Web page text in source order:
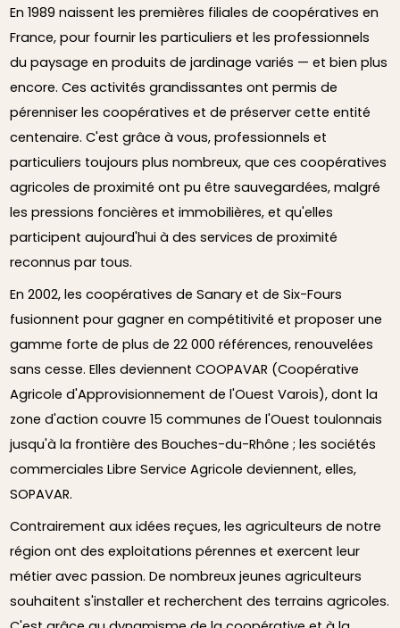
En 1989 naissent les premières filiales de coopératives en
France, pour fournir les particuliers et les professionnels
du paysage en produits de jardinage variés — et bien plus
encore. Ces activités grandissantes ont permis de
pérenniser les coopératives et de préserver cette entité
centenaire. C'est grâce à vous, professionnels et
particuliers toujours plus nombreux, que ces coopératives
agricoles de proximité ont pu être sauvegardées, malgré
les pressions foncières et immobilières, et qu'elles
participent aujourd'hui à des services de proximité
reconnus par tous.
En 2002, les coopératives de Sanary et de Six-Fours
fusionnent pour gagner en compétitivité et proposer une
gamme forte de plus de 22 000 références, renouvelées
sans cesse. Elles deviennent COOPAVAR (Coopérative
Agricole d'Approvisionnement de l'Ouest Varois), dont la
zone d'action couvre 15 communes de l'Ouest toulonnais
jusqu'à la frontière des Bouches-du-Rhône ; les sociétés
commerciales Libre Service Agricole deviennent, elles,
SOPAVAR.
Contrairement aux idées reçues, les agriculteurs de notre
région ont des exploitations pérennes et exercent leur
métier avec passion. De nombreux jeunes agriculteurs
souhaitent s'installer et recherchent des terrains agricoles.